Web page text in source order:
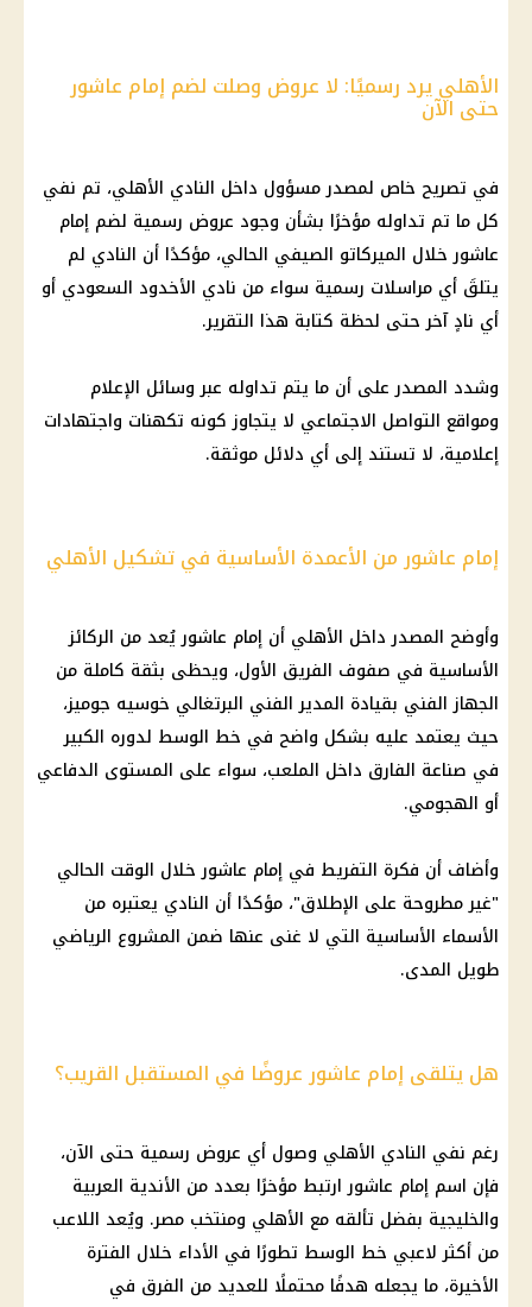
الأهلي يرد رسميًا: لا عروض وصلت لضم إمام عاشور
حتى الآن
في تصريح خاص لمصدر مسؤول داخل النادي الأهلي، تم نفي
كل ما تم تداوله مؤخرًا بشأن وجود عروض رسمية لضم إمام
عاشور خلال الميركاتو الصيفي الحالي، مؤكدًا أن النادي لم
يتلقَ أي مراسلات رسمية سواء من نادي الأخدود السعودي أو
أي نادٍ آخر حتى لحظة كتابة هذا التقرير.
وشدد المصدر على أن ما يتم تداوله عبر وسائل الإعلام
ومواقع التواصل الاجتماعي لا يتجاوز كونه تكهنات واجتهادات
إعلامية، لا تستند إلى أي دلائل موثقة.
إمام عاشور من الأعمدة الأساسية في تشكيل الأهلي
وأوضح المصدر داخل الأهلي أن إمام عاشور يُعد من الركائز
الأساسية في صفوف الفريق الأول، ويحظى بثقة كاملة من
الجهاز الفني بقيادة المدير الفني البرتغالي خوسيه جوميز،
حيث يعتمد عليه بشكل واضح في خط الوسط لدوره الكبير
في صناعة الفارق داخل الملعب، سواء على المستوى الدفاعي
أو الهجومي.
وأضاف أن فكرة التفريط في إمام عاشور خلال الوقت الحالي
"غير مطروحة على الإطلاق"، مؤكدًا أن النادي يعتبره من
الأسماء الأساسية التي لا غنى عنها ضمن المشروع الرياضي
طويل المدى.
هل يتلقى إمام عاشور عروضًا في المستقبل القريب؟
رغم نفي النادي الأهلي وصول أي عروض رسمية حتى الآن،
فإن اسم إمام عاشور ارتبط مؤخرًا بعدد من الأندية العربية
والخليجية بفضل تألقه مع الأهلي ومنتخب مصر. ويُعد اللاعب
من أكثر لاعبي خط الوسط تطورًا في الأداء خلال الفترة
الأخيرة، ما يجعله هدفًا محتملًا للعديد من الفرق في